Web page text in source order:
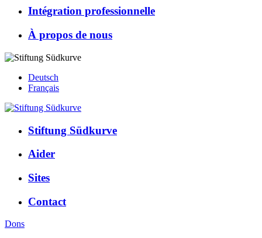
Intégration professionnelle
À propos de nous
Deutsch
Français
Stiftung Südkurve
Aider
Sites
Contact
Dons